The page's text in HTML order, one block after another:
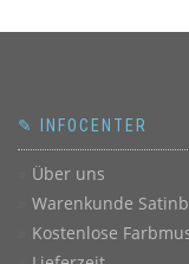
✎ INFOCENTER
Über uns
Warenkunde
Kostenlose